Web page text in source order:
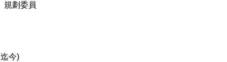
規劃委員
今)